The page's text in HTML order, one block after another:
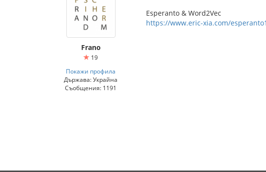
Frano
19
Покажи профила
Държава: Украйна
Съобщения: 1191
Esperanto & Word2Vec
https://www.eric-xia.com/